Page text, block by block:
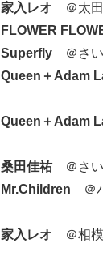
家入レオ ＠太
FLOWER
Superfly ＠さい
Queen＋Adam
Queen＋Adam
桑田佳祐＠さい
Mr.Children ＠
家入レオ ＠相模